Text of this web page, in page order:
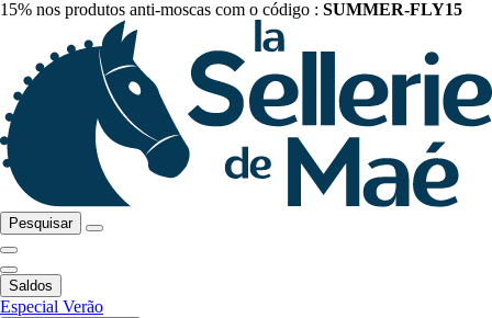
15% nos produtos anti-moscas com o código : SUMMER-FLY15
Pesquisar
Saldos
Especial Verão